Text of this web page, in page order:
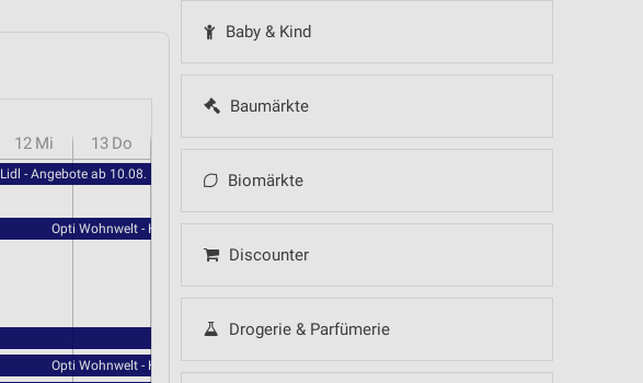
Baby & Kind
Baumärkte
Biomärkte
Discounter
Drogerie & Parfümerie
12 Mi 13 Do
Lidl - Angebote ab 10.08.
Opti Wohnwelt - Hot Sommer Sale
Opti Wohnwelt - Hot Sommer Sale